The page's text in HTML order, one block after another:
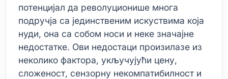
потенцијал да револуционише многа
подручја са јединственим искуствима која
нуди, она са собом носи и неке значајне
недостатке. Ови недостаци произилазе из
неколико фактора, укључујући цену,
сложеност, сензорну некомпатибилност и